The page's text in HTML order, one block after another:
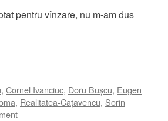
pentru vînzare, nu m-am dus
, Cornel Ivanciuc, Doru Bușcu, Eugen
, Realitatea-Cațavencu, Sorin